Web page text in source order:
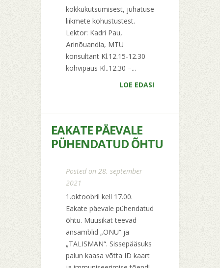
kokkukutsumisest, juhatuse
liikmete kohustustest.
Lektor: Kadri Pau,
Ärinõuandla, MTÜ
konsultant Kl.12.15-12.30
kohvipaus Kl..12.30 –...
LOE EDASI
EAKATE PÄEVALE
PÜHENDATUD ÕHTU
Posted on 28. september
2021
1.oktoobril kell 17.00.
Eakate päevale pühendatud
õhtu. Muusikat teevad
ansamblid „ONU“ ja
„TALISMAN“. Sissepääsuks
palun kaasa võtta ID kaart